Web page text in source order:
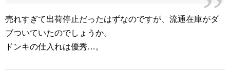
売れすぎて出荷停止だったはずなのですが、流通在庫がダ
ブついていたのでしょうか。
ドンキの仕入れは優秀…。